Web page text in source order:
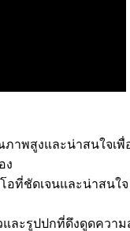
าพสูงและน่าสนใจ
ง
อที่ชัดเจนและน่าส
ละรูปปกที่ดึงดูดคว